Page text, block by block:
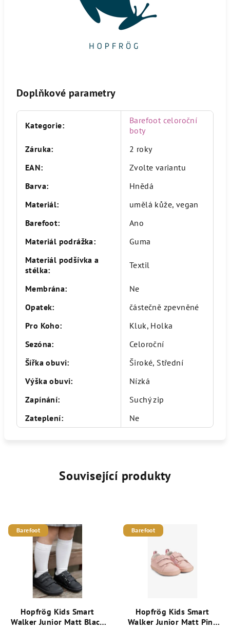
Doplňkové parametry
Kategorie:
Barefoot celoroční
boty
Záruka:
2 roky
EAN:
Zvolte variantu
Barva:
Hnědá
Materiál:
umělá kůže, vegan
Barefoot:
Ano
Materiál podrážka:
Guma
Materiál podšívka a
stélka: Textil
Membrána:
Ne
Opatek:
částečně zpevněné
Pro Koho:
Kluk, Holka
Sezóna:
Celoroční
Šířka obuvi:
Široké, Střední
Výška obuvi:
Nízká
Zapínání:
Suchý zip
Zateplení: Ne
Související produkty
Barefoot
Hopfrög Kids Smart
Walker Junior Matt Black
Barefoot
Hopfrög Kids Smart
Walker Junior Matt Pink